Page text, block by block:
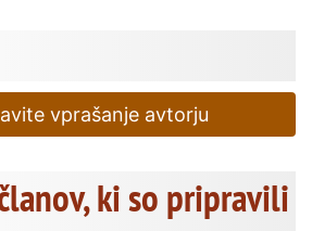
vprašanje avtorju
ki so pripravili